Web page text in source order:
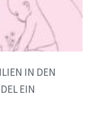
IN DEN
EIN